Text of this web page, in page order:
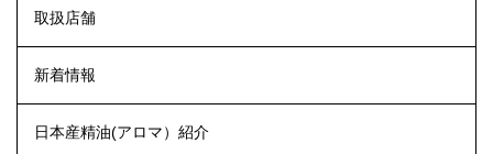
取扱店舗
新着情報
日本産精油(アロマ）紹介